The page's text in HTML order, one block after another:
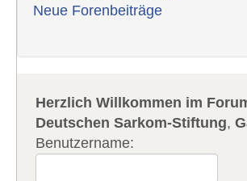
Neue Forenbeiträge
Herzlich Willkommen im
Deutschen Sarkom-Stiftung,
Benutzername: